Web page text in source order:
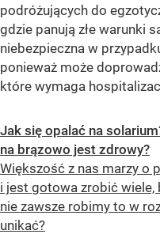
podróżujących do
gdzie panują złe warunki
niebezpieczna w
ponieważ może
które wymaga
Jak się opalać na
na brązowo jest zdrowy?
Większość z nas marzy o
i jest gotowa zrobić
nie zawsze robimy to w
unikać?